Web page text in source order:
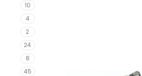
10
4
2
24
8
45